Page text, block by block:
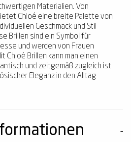
Materialien. Von
Chloé eine breite Palette von
Geschmack und Stil
Brillen sind ein Symbol für
und werden von Frauen
Brillen kann man einen
und zeitgemäß zugleich ist
Eleganz in den Alltag